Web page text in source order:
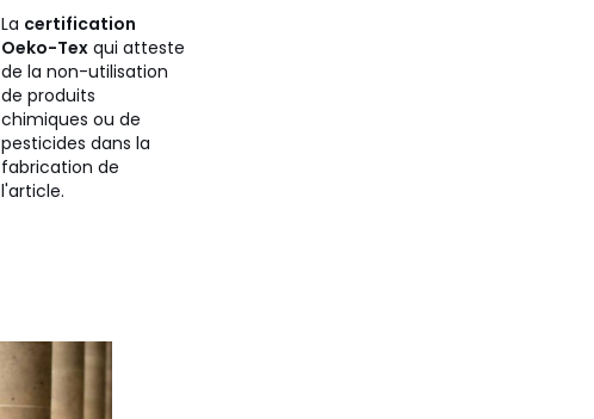
La certification
Oeko-Texqui atteste
de la non-utilisation
de produits
chimiques ou de
pesticides dans la
fabrication de
l'article.